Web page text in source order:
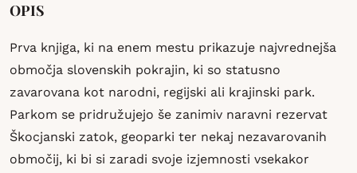
OPIS
Prva knjiga, ki na enem mestu prikazuje najvrednejša
območja slovenskih pokrajin, ki so statusno
zavarovana kot narodni, regijski ali krajinski park.
Parkom se pridružujejo še zanimiv naravni rezervat
Škocjanski zatok, geoparki ter nekaj nezavarovanih
območij, ki bi si zaradi svoje izjemnosti vsekakor